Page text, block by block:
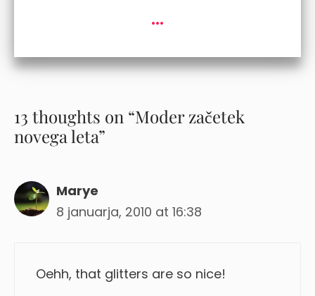
...
13 thoughts on “Moder začetek
novega leta”
Marye
8 januarja, 2010 at 16:38
Oehh, that glitters are so nice!